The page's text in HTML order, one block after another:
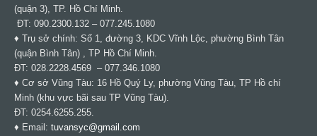
(quận 3), TP. Hồ Chí Minh.
ĐT: 090.2300.132 – 077.245.1080
♦ Trụ sở chính: Số 1, đường 3, KDC Vĩnh Lộc, phường Bình Tân
(quận Bình Tân) , TP Hồ Chí Minh.
ĐT: 028.2228.4569 – 077.346.1080
♦ Cơ sở Vũng Tàu: 16 Hồ Quý Ly, phường Vũng Tàu, TP Hồ chí
Minh (khu vực bãi sau TP Vũng Tàu).
ĐT: 0254.6255.255.
♦ Email: tuvansyc@gmail.com